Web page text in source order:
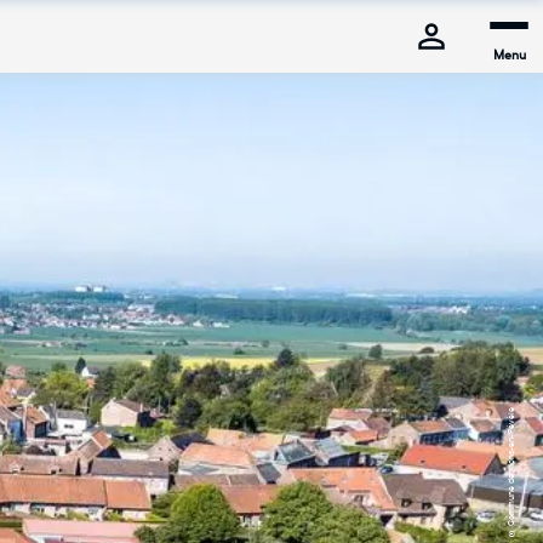
Menu
© Commune de Mons-en-Pévèle